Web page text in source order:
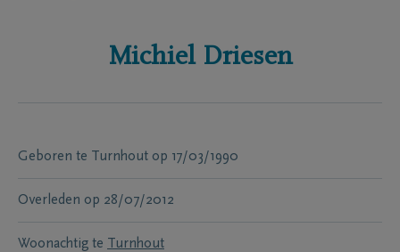
Michiel Driesen
Geboren te Turnhout op 17/03/1990
Overleden op 28/07/2012
Woonachtig te Turnhout